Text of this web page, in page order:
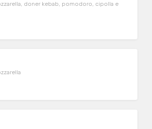
doner kebab, pomodoro, cipolla e